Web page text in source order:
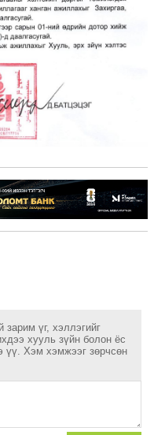
үг, хэллэгийг
хууль зүйн болон ёс
үү. Хэм хэмжээг зөрчсөн